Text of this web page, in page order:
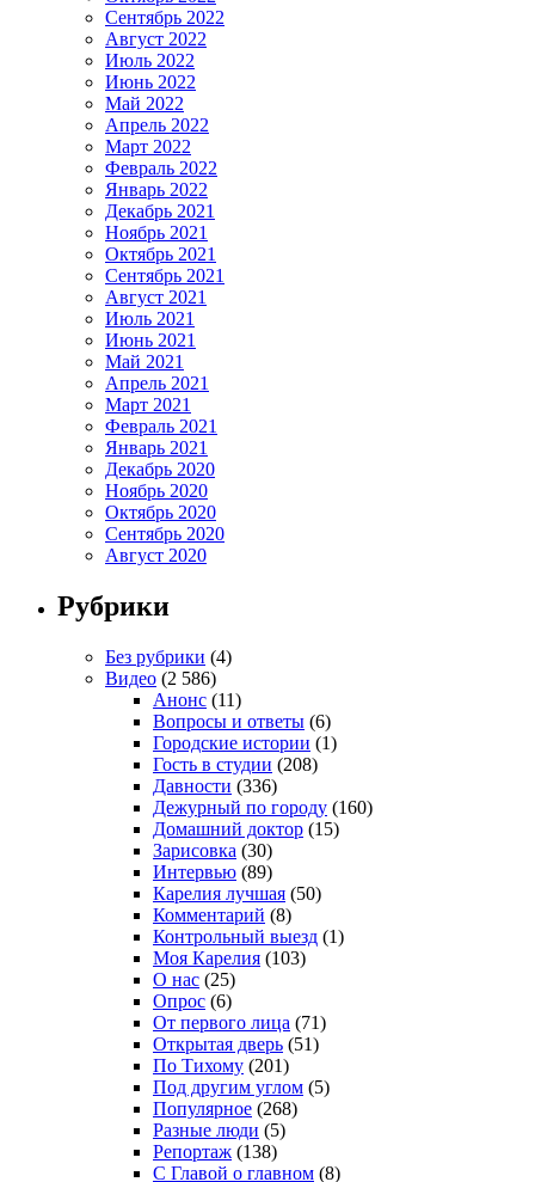
Сентябрь 2022
Август 2022
Июль 2022
Июнь 2022
Май 2022
Апрель 2022
Март 2022
Февраль 2022
Январь 2022
Декабрь 2021
Ноябрь 2021
Октябрь 2021
Сентябрь 2021
Август 2021
Июль 2021
Июнь 2021
Май 2021
Апрель 2021
Март 2021
Февраль 2021
Январь 2021
Декабрь 2020
Ноябрь 2020
Октябрь 2020
Сентябрь 2020
Август 2020
Рубрики
Без рубрики (4)
Видео (2 586)
Анонс (11)
Вопросы и ответы (6)
Городские истории (1)
Гость в студии (208)
Давности (336)
Дежурный по городу (160)
Домашний доктор (15)
Зарисовка (30)
Интервью (89)
Карелия лучшая (50)
Комментарий (8)
Контрольный выезд (1)
Моя Карелия (103)
О нас (25)
Опрос (6)
От первого лица (71)
Открытая дверь (51)
По Тихому (201)
Под другим углом (5)
Популярное (268)
Разные люди (5)
Репортаж (138)
С Главой о главном (8)